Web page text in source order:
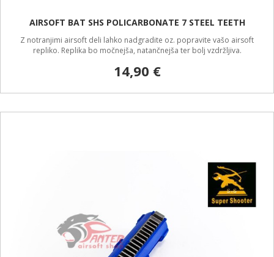
AIRSOFT BAT SHS POLICARBONATE 7 STEEL TEETH
Z notranjimi airsoft deli lahko nadgradite oz. popravite vašo airsoft
repliko. Replika bo močnejša, natančnejša ter bolj vzdržljiva.
14,90 €